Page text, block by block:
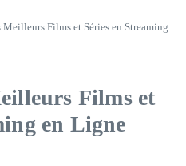
Meilleurs Films et Séries en Streaming
Films et
en Ligne